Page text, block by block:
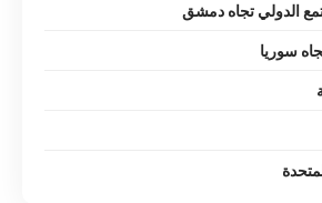
الدولي تجاه دمشق
سوريا